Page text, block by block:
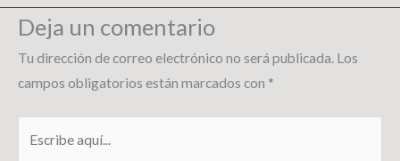
Deja un comentario
Tu dirección de correo electrónico no será publicada. Los
campos obligatorios están marcados con *